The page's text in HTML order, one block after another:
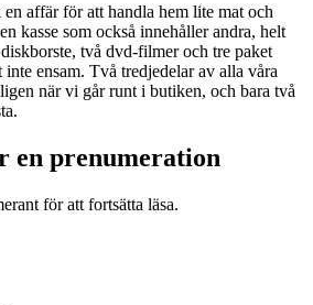
affär för att handla hem lite mat och
kasse som också innehåller andra, helt
två dvd-filmer och tre paket
ensam. Två tredjedelar av alla våra
när vi går runt i butiken, och bara två
en prenumeration
för att fortsätta läsa.